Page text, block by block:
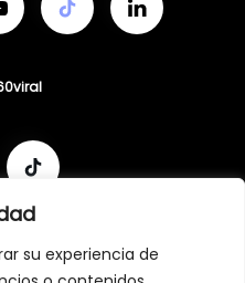
su experiencia de